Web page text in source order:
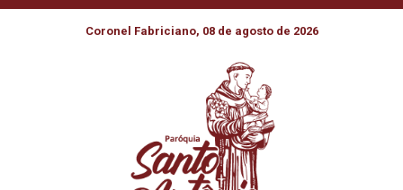
Coronel Fabriciano, 08 de agosto de 2026
DIA DO NASCITURO, 8/10:
POR OCASIÃO DA DATA,